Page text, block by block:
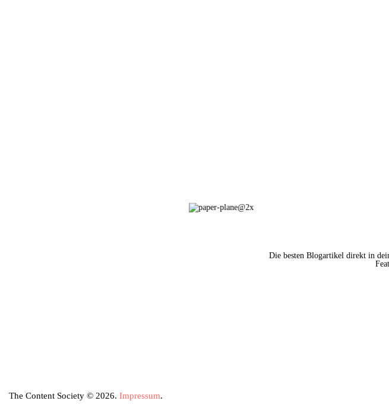
Die besten Blogartikel direkt in
The Content Society © 2026. Impressum.